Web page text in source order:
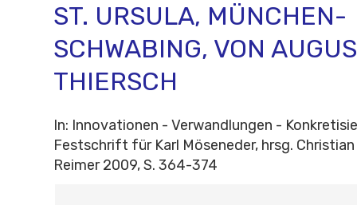
ST. URSULA, MÜNCHEN-
SCHWABING, VON
THIERSCH
In: Innovationen - Verwandlungen -
Festschrift für Karl Möseneder, hrsg.
Reimer 2009, S. 364-374